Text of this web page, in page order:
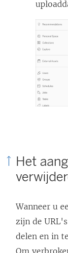
Het
Wanneer u
zijn de
delen en in